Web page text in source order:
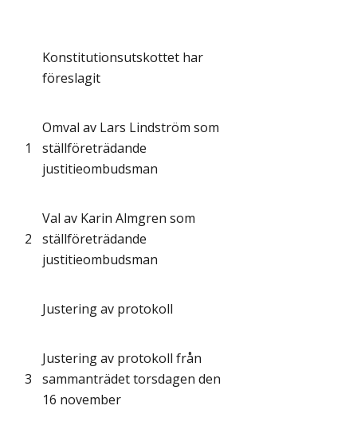
Konstitutionsutskottet har
föreslagit
1
Omval av Lars Lindström som
ställföreträdande
justitieombudsman
2
Val av Karin Almgren som
ställföreträdande
justitieombudsman
Justering av protokoll
3
Justering av protokoll från
sammanträdet torsdagen den
16 november